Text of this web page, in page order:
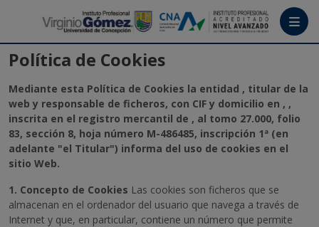
Menú
ALUMNI IPVG
Tutoriales
Ingresa
Política de Cookies
Mediante esta Política de Cookies la entidad , titular de la
web y responsable de ficheros, con CIF y domicilio en , ,
inscrita en el registro mercantil de , al tomo 27.000, folio
83, sección 8, hoja número M-486485, inscripción 1ª (en
adelante "el Titular") informa del uso de cookies en el
sitio Web.
1. Concepto de Cookies Las cookies son ficheros que se
almacenan en el ordenador del usuario que navega a través de
Internet y que, en particular, contiene un número que permite